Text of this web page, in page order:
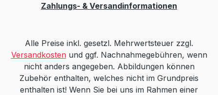
Zahlungs- & Versandinformationen
Alle Preise inkl. gesetzl. Mehrwertsteuer zzgl.
Versandkostenund ggf. Nachnahmegebühren, wenn
nicht anders angegeben. Abbildungen können
Zubehör enthalten, welches nicht im Grundpreis
enthalten ist! Wenn Sie bei uns im Rahmen einer